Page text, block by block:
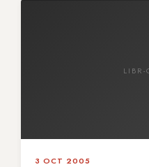
LIBR-
3 OCT 2005